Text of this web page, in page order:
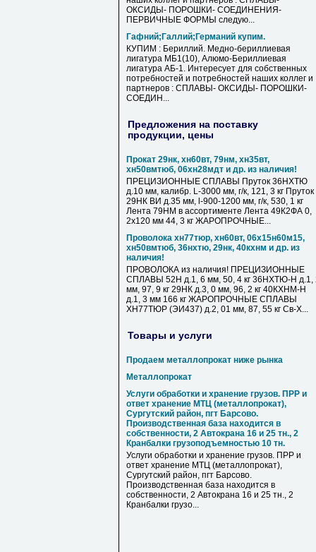
ОКСИДЫ- ПОРОШКИ- СОЕДИНЕНИЯ-
ПЕРВИЧНЫЕ ФОРМЫ следую...
Гафний;Галлий;Германий купим.
КУПИМ : Бериллий. Медно-бериллиевая
лигатура МБ1(10), Алюмо-Бериллиевая
лигатура АБ-1. Интересует для собственных
потребностей и потребностей наших коллег и
партнеров : СПЛАВЫ- ОКСИДЫ- ПОРОШКИ-
СОЕДИН...
Предложения на поставку
продукции, цены
Прокат 29нк, хн60вт, 79нм, хн35вт,
хн50вмтюб, 06хн28мдт и др. из наличия!
ПРЕЦИЗИОННЫЕ СПЛАВЫ Пруток 36НХТЮ
д.10 мм, калибр. L-3000 мм, г/к, 121, 3 кг Пруток
29НК ВИ д.35 мм, l-900-1200 мм, г/к, 530, 1 кг
Лента 79НМ в ассортименте Лента 49К2ФА 0,
2х120 мм 44, 3 кг ЖАРОПРОЧНЫЕ...
Проволока хн77тюр, хн60вт, 06х15н60м15,
хн50вмтюб, 36нхтю, 29нк, 40кхнм и др. из
наличия!
ПРОВОЛОКА из наличия! ПРЕЦИЗИОННЫЕ
СПЛАВЫ 52Н д.1, 6 мм, 50, 4 кг 36НХТЮ-Н д.1,
мм, 97, 9 кг 29НК д.3, 0 мм, 96, 2 кг 40КХНМ-Н
д.1, 3 мм 166 кг ЖАРОПРОЧНЫЕ СПЛАВЫ
ХН77ТЮР (ЭИ437) д.2, 01 мм, 87, 55 кг Св-Х...
Товары и услуги
Продаем металлопрокат ниже рынка
Металлопрокат
Услуги обработки и хранение грузов. ПРР и
ответ хранение МТЦ (металлопрокат),
Сургутский район, пгт Барсово.
Производственная база находится в
собственности, 2 Автокрана 16 и 25 тн., 2
Кранбалки грузоподъемностью 10 тн.
Услуги обработки и хранение грузов. ПРР и
ответ хранение МТЦ (металлопрокат),
Сургутский район, пгт Барсово.
Производственная база находится в
собственности, 2 Автокрана 16 и 25 тн., 2
Кранбалки грузо...